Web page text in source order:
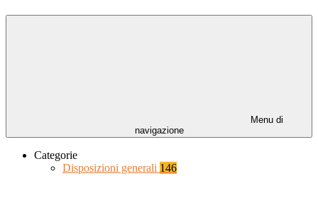
Menu di
navigazione
Categorie
Disposizioni generali 146